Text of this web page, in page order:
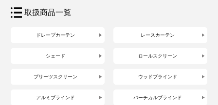
取扱商品一覧
ドレープカーテン レースカーテン
シェード ロールスクリーン
プリーツスクリーン ウッドブラインド
アルミブラインド バーチカルブラインド